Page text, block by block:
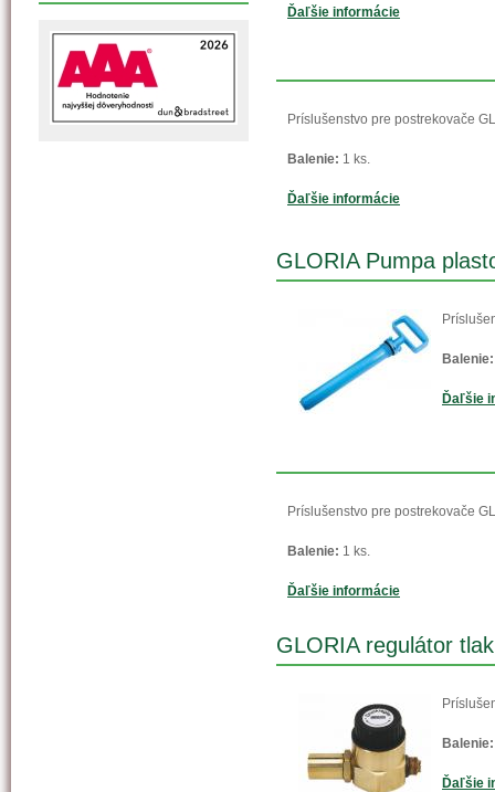
Ďaľšie informácie
Príslušenstvo pre postrekovače
Balenie: 1 ks.
Ďaľšie informácie
GLORIA Pumpa
Balenie:
Ďaľšie
Príslušenstvo pre postrekovače
Balenie: 1 ks.
Ďaľšie informácie
GLORIA regulátor
Balenie:
Ďaľšie